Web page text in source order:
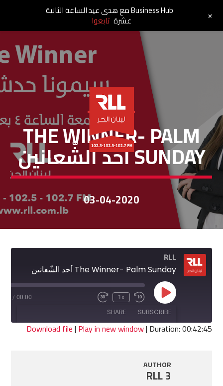
THE WINNER
THE WINNER- PALM
SUNDAY أحد الشّعانين
03-04-2020
RLL
The Winner- Palm Sunday أحد الشّعانين
Play
Episode
Rewind
10
Seconds
1x
Fast
seconds
00:00
/
SUBSCRIBE
SHARE
Download file| Play in new window| Duration: 00:42:45
AUTHOR
RLL 3
Business Hub مع هدى عيد الساعة الثانية
عشرة تابعوا +